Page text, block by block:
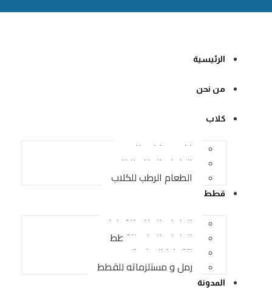
الرئيسية
من نحن
كلاب
اكسسوارات كلاب
الطعام الجاف للكلاب
الطعام الرطب للكلاب
قطط
الطعام الجاف للقطط
الطعام الرطب للقطط
القطط الصغيرة
رمل و مستلزماته للقطط
المدونة